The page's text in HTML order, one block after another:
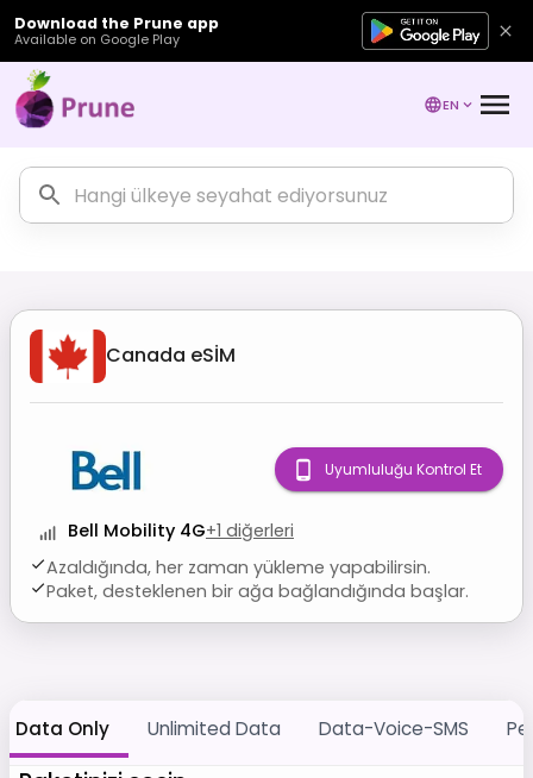
Download the Prune app
Available on Google Play
EN
Canada eSİM
Bell Mobility 4G+1 diğerleri
Azaldığında, her zaman yükleme yapabilirsin.
Paket, desteklenen bir ağa bağlandığında başlar.
Uyumluluğu Kontrol Et
Data Only Unlimited Data Data-Voice-SMS